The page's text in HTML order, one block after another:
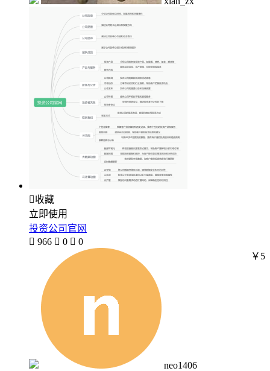
收藏
立即使用
投资公司官网
 966  0  0
neo1406
￥5